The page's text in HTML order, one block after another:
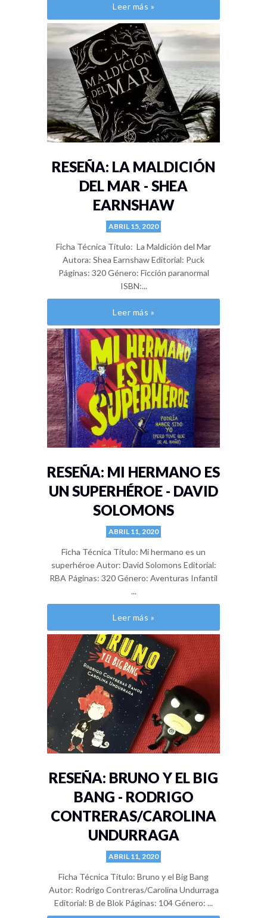
Leer más »
RESEÑA: LA MALDICIÓN
DEL MAR - SHEA
EARNSHAW
ABRIL 15, 2020
Ficha Técnica Título: La Maldición del Mar
Autora: Shea Earnshaw Editorial: Puck
Páginas: 320 Género: Ficción paranormal
ISBN:...
Leer más »
RESEÑA: MI HERMANO ES
UN SUPERHÉROE - DAVID
SOLOMONS
ABRIL 11, 2020
Ficha Técnica Título: Mi hermano es un
superhéroe Autor: David Solomons Editorial:
RBA Páginas: 320 Género: Aventuras Infantil
...
Leer más »
RESEÑA: BRUNO Y EL BIG
BANG - RODRIGO
CONTRERAS/CAROLINA
UNDURRAGA
ABRIL 11, 2020
Ficha Técnica Título: Bruno y el Big Bang
Autor: Rodrigo Contreras/Carolina Undurraga
Editorial: B de Blok Páginas: 104 Género: ...